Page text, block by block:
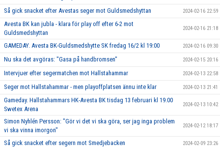
Så gick snacket efter Avestas seger mot Guldsmedshyttan 2024-02-16 22:59
Avesta BK kan jubla - klara för play off efter 6-2 mot
Guldsmedshyttan
2024-02-16 21:18
GAMEDAY. Avesta BK-Guldsmedshytte SK fredag 16/2 kl 19:00 2024-02-16 09:30
Nu ska det avgöras: "Gasa på handbromsen" 2024-02-15 20:16
Intervjuer efter segermatchen mot Hallstahammar 2024-02-13 22:58
Seger mot Hallstahammar - men playoffplatsen ännu inte klar 2024-02-13 21:41
Gameday. Hallstahammars HK-Avesta BK tisdag 13 februari kl 19.00
Swetex Arena
2024-02-13 10:42
Simon Nyhlén Persson: "Gör vi det vi ska göra, ser jag inga problem
vi ska vinna imorgon"
2024-02-12 18:17
Så gick snacket efter segern mot Smedjebacken 2024-02-09 23:26